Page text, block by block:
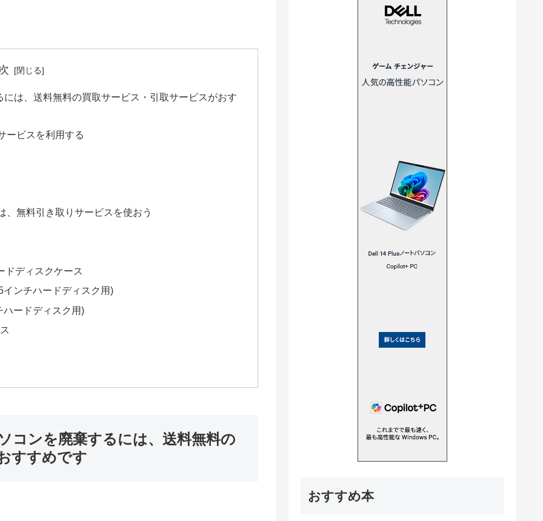
は、送料無料の買取サービス・引取サービスがおす
ービスを利用する
無料引き取りサービスを使おう
ドディスクケース
ンチハードディスク用)
ードディスク用)
コンを廃棄するには、送料無料の
すすめです
おすすめ本